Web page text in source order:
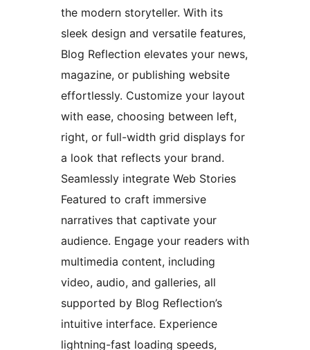
the modern storyteller. With its
sleek design and versatile features,
Blog Reflection elevates your news,
magazine, or publishing website
effortlessly. Customize your layout
with ease, choosing between left,
right, or full-width grid displays for
a look that reflects your brand.
Seamlessly integrate Web Stories
Featured to craft immersive
narratives that captivate your
audience. Engage your readers with
multimedia content, including
video, audio, and galleries, all
supported by Blog Reflection’s
intuitive interface. Experience
lightning-fast loading speeds,